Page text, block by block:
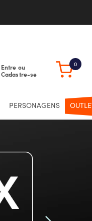
Entre ou
Cadastre-se
0
PERSONAGENS